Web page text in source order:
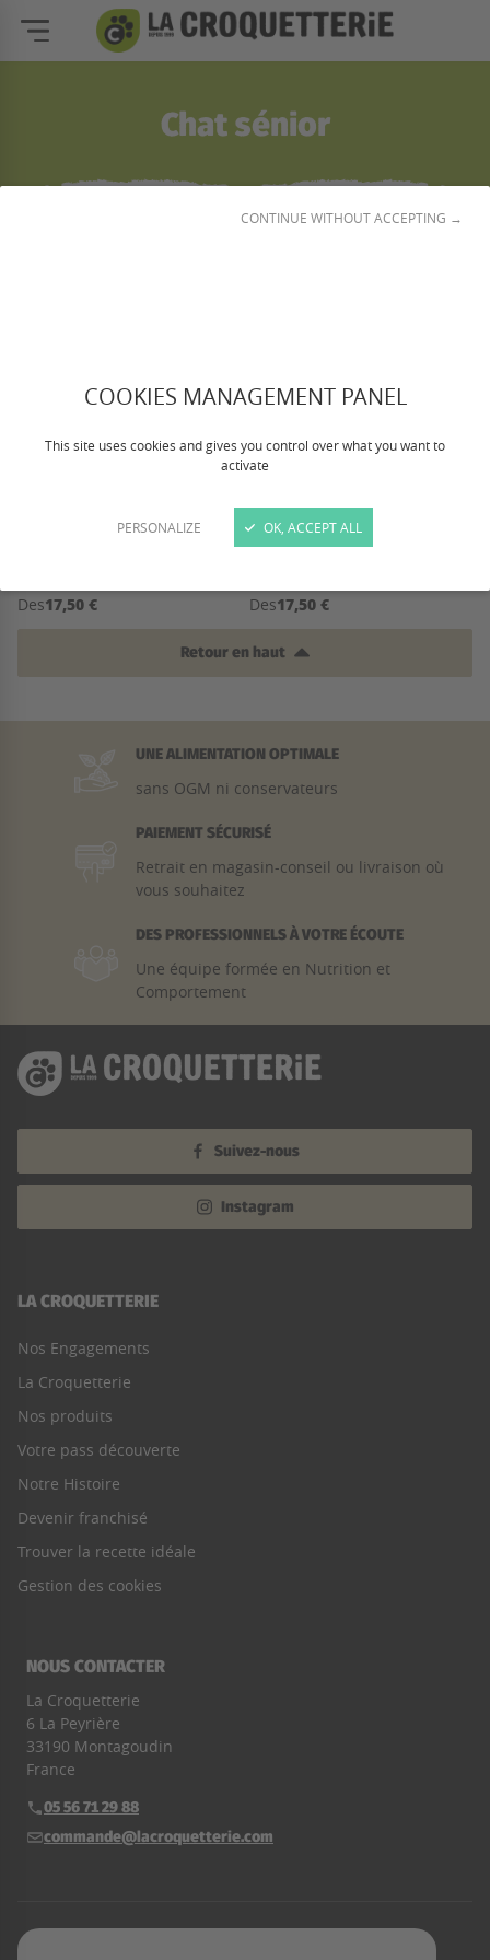
COOKIES MANAGEMENT PANEL
This site uses cookies and gives you control over what you want to
activate
PERSONALIZE
CONTINUE WITHOUT ACCEPTING →
OK, ACCEPT ALL
Chat sénior
Filtrer et classer
Des17,50 € Des17,50 €
Retour en haut
UNE ALIMENTATION OPTIMALE
sans OGM ni conservateurs
PAIEMENT SÉCURISÉ
Retrait en magasin-conseil ou livraison où
vous souhaitez
DES PROFESSIONNELS À VOTRE ÉCOUTE
Une équipe formée en Nutrition et
Comportement
Suivez-nous
Instagram
LA CROQUETTERIE
Nos Engagements
La Croquetterie
Nos produits
Votre pass découverte
Notre Histoire
Devenir franchisé
Trouver la recette idéale
Gestion des cookies
NOUS CONTACTER
La Croquetterie
6 La Peyrière
33190 Montagoudin
France
Téléphone :
05 56 71 29 88
E-mail :
commande@lacroquetterie.com